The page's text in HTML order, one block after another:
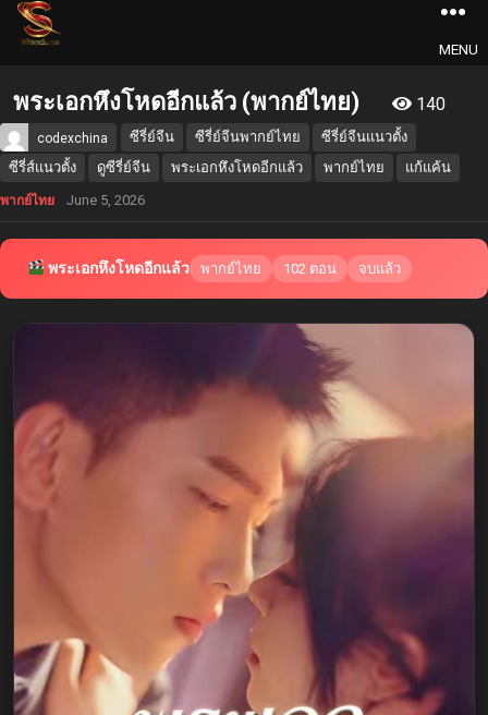
MENU
พระเอกหึงโหดอีกแล้ว (พากย์ไทย) 140
codexchina ซีรี่ย์จีน ซีรี่ย์จีนพากย์ไทย
ซีรี่ย์จีนแนวตั้ง
ซีรี่ส์แนวตั้ง
ดูซีรี่ย์จีน พระเอกหึงโหดอีกแล้ว พากย์ไทย แก้แค้น
พากย์ไทย June 5, 2026
พระเอกหึงโหดอีกแล้ว พากย์ไทย 102 ตอน จบแล้ว